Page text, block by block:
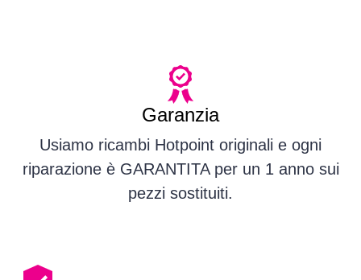
Garanzia
Usiamo ricambi Hotpoint originali e ogni
riparazione è GARANTITA per un 1 anno sui
pezzi sostituiti.